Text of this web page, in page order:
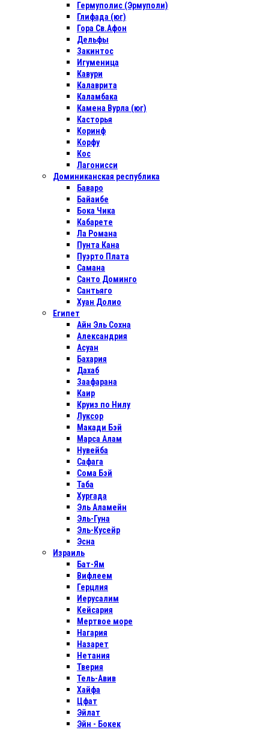
Гермуполис (Эрмуполи)
Глифада (юг)
Гора Св.Афон
Дельфы
Закинтос
Игуменица
Кавури
Калаврита
Каламбака
Камена Вурла (юг)
Касторья
Коринф
Корфу
Кос
Лагонисси
Доминиканская республика
Баваро
Байаибе
Бока Чика
Кабарете
Ла Романа
Пунта Кана
Пуэрто Плата
Самана
Санто Доминго
Сантьяго
Хуан Долио
Египет
Айн Эль Сохна
Александрия
Асуан
Бахария
Дахаб
Заафарана
Каир
Круиз по Нилу
Луксор
Макади Бэй
Марса Алам
Нувейба
Сафага
Сома Бэй
Таба
Хургада
Эль Аламейн
Эль-Гуна
Эль-Кусейр
Эсна
Израиль
Бат-Ям
Вифлеем
Герцлия
Иерусалим
Кейсария
Мертвое море
Нагария
Назарет
Нетания
Тверия
Тель-Авив
Хайфа
Цфат
Эйлат
Эйн - Бокек